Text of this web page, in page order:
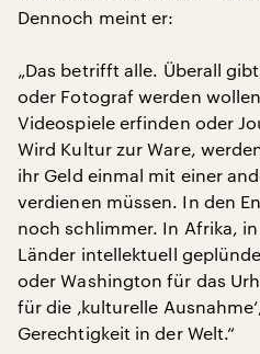
Dennoch meint er:
„Das betrifft alle. Überall
oder Fotograf werden
Videospiele erfinden oder
Wird Kultur zur Ware,
ihr Geld einmal mit einer
verdienen müssen. In den
noch schlimmer. In Afrika,
Länder intellektuell
oder Washington für das
für die ‚kulturelle
Gerechtigkeit in der Welt.“